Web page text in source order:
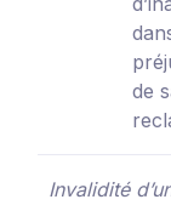
de
Invalidité